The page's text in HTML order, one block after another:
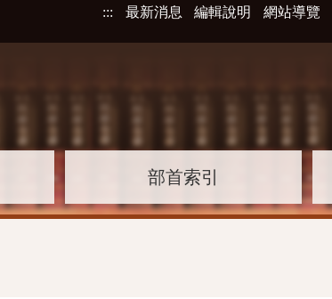
::: 最新消息 編輯說明 網站導覽
部首索引